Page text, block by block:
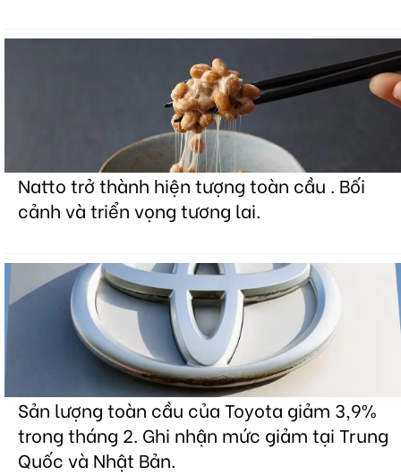
Natto trở thành hiện tượng toàn cầu . Bối
cảnh và triển vọng tương lai.
Sản lượng toàn cầu của Toyota giảm 3,9%
trong tháng 2. Ghi nhận mức giảm tại Trung
Quốc và Nhật Bản.